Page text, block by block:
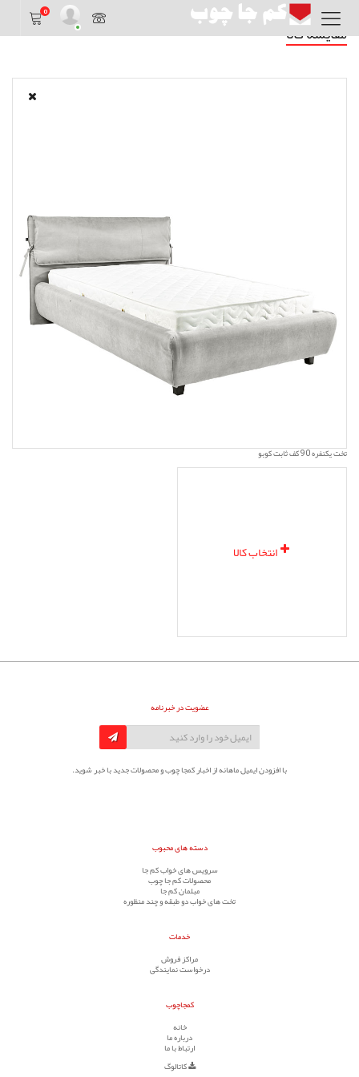
0
مقایسه کالا
تخت یکنفره 90 کف ثابت کوبو
انتخاب کالا
عضویت در خبرنامه
با افزودن ایمیل ماهانه از اخبار کمجا چوب و محصولات جدید با خبر شوید.
دسته های محبوب
سرویس های خواب کم جا
محصولات کم جا چوب
مبلمان کم جا
تخت های خواب دو طبقه و چند منظوره
خدمات
مراکز فروش
درخواست نمایندگی
کمجاچوب
خانه
درباره ما
ارتباط با ما
کاتالوگ